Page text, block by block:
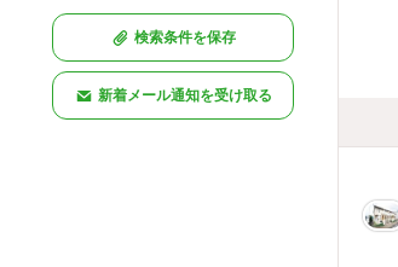
検索条件を保存
新着メール通知を受け取る